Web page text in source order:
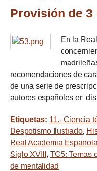
Provisión de 3
En la
recomendaciones de
de una serie de
autores españoles en
Etiquetas: 11.- Ciencia
Despotismo Ilustrado,
Real Academia Española
Siglo XVIII , TC5: Temas
de mentalidad